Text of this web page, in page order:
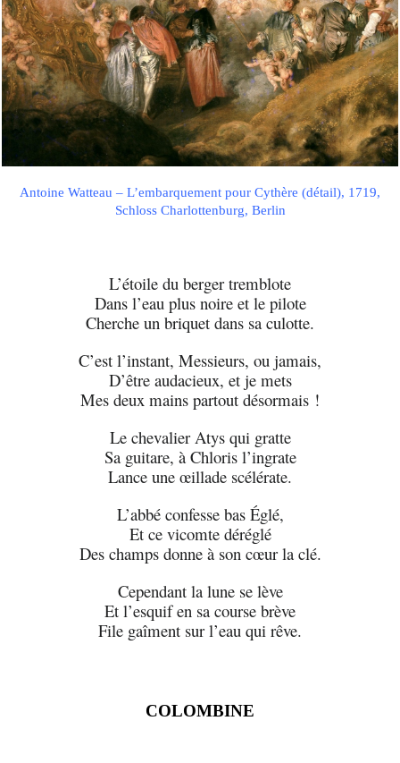
Antoine Watteau – L’embarquement pour Cythère (détail), 1719,
Schloss Charlottenburg, Berlin
L’étoile du berger tremblote
Dans l’eau plus noire et le pilote
Cherche un briquet dans sa culotte.
C’est l’instant, Messieurs, ou jamais,
D’être audacieux, et je mets
Mes deux mains partout désormais !
Le chevalier Atys qui gratte
Sa guitare, à Chloris l’ingrate
Lance une œillade scélérate.
L’abbé confesse bas Églé,
Et ce vicomte déréglé
Des champs donne à son cœur la clé.
Cependant la lune se lève
Et l’esquif en sa course brève
File gaîment sur l’eau qui rêve.
COLOMBINE